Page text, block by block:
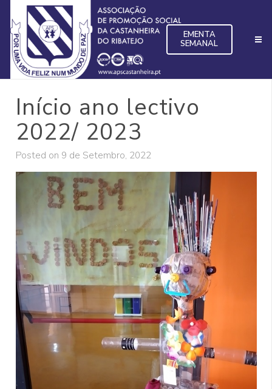
EMENTA
SEMANAL
Início ano lectivo
2022/ 2023
Posted on 9 de Setembro, 2022